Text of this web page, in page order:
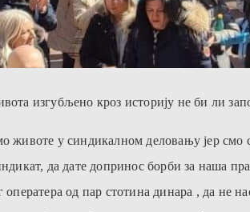
изгубљено кроз историју не би ли
животе у синдикалном деловању јер смо
да дате допринос борби за наша
оператера од пар стотина динара , да не